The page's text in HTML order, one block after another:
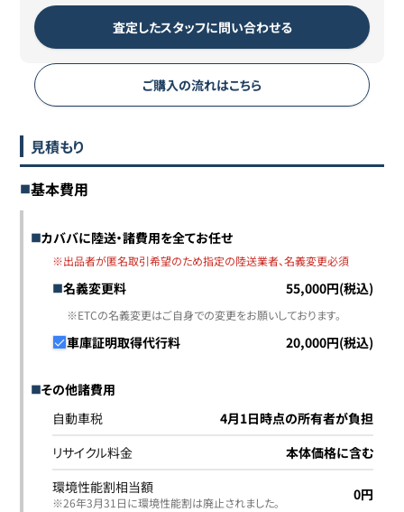
査定したスタッフに問い合わせる
ご購入の流れはこちら
見積もり
基本費用
カババに陸送・諸費用を全てお任せ
※出品者が匿名取引希望のため指定の陸送業者、名義変更必須
名義変更料 55,000円(税込)
※ETCの名義変更はご自身での変更をお願いしております。
車庫証明取得代行料 20,000円(税込)
その他諸費用
自動車税
4月1日時点の所有者が負担
リサイクル料金
本体価格に含む
環境性能割相当額
※26年3月31日に環境性能割は廃止されました｡ 0円